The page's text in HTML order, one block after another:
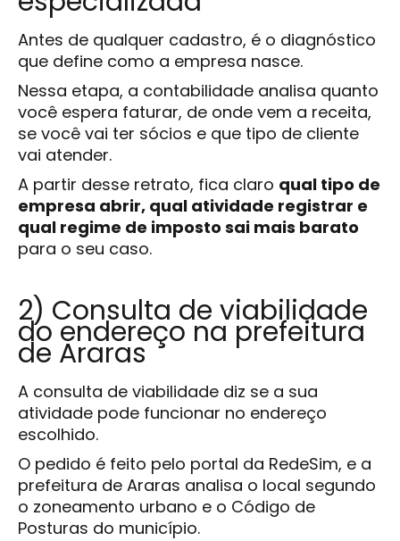
Antes de qualquer cadastro, é o diagnóstico
que define como a empresa nasce.
Nessa etapa, a contabilidade analisa quanto
você espera faturar, de onde vem a receita,
se você vai ter sócios e que tipo de cliente
vai atender.
A partir desse retrato, fica claro qual tipo de
empresa abrir, qual atividade registrar e
qual regime de imposto sai mais barato
para o seu caso.
2) Consulta de viabilidade
do endereço na prefeitura
de Araras
A consulta de viabilidade diz se a sua
atividade pode funcionar no endereço
escolhido.
O pedido é feito pelo portal da RedeSim, e a
prefeitura de Araras analisa o local segundo
o zoneamento urbano e o Código de
Posturas do município.